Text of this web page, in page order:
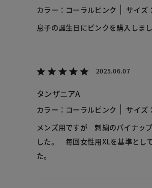
カラー：コーラルピンク
サイズ
息子の誕生日にピンクを購入しま
2025.06.07
タンザニアA
カラー：コーラルピンク
サイズ
メンズ用ですが 刺繍のパイナッ
した。 毎回女性用XLを基準と
た。